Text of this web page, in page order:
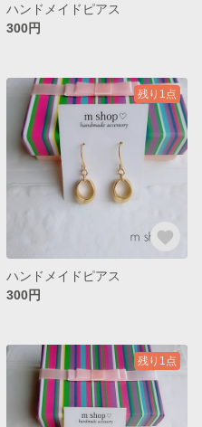
ハンドメイドピアス
300円
残り1点
ハンドメイドピアス
300円
残り1点